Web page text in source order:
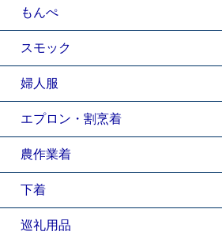
もんぺ
スモック
婦人服
エプロン・割烹着
農作業着
下着
巡礼用品